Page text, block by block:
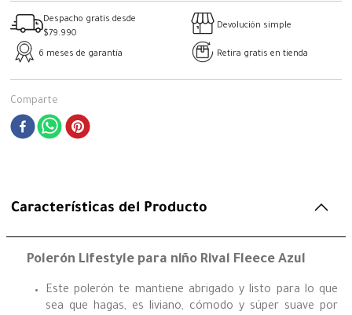
Despacho gratis desde
$79.990
Devolución simple
6 meses de garantía Retira gratis en tienda
Comparte
Características del Producto
Polerón Lifestyle para niño Rival Fleece Azul
Este polerón te mantiene abrigado y listo para lo que
sea que hagas, es liviano, cómodo y súper suave por